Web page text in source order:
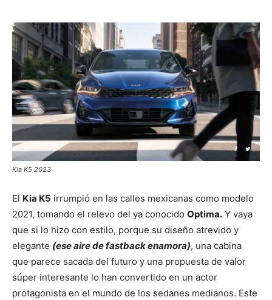
Kia K5 2023
El Kia K5 irrumpió en las calles mexicanas como modelo
2021, tomando el relevo del ya conocido Optima. Y vaya
que si lo hizo con estilo, porque su diseño atrevido y
elegante (ese aire de fastback enamora), una cabina
que parece sacada del futuro y una propuesta de valor
súper interesante lo han convertido en un actor
protagonista en el mundo de los sedanes medianos. Este